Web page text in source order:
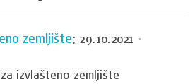
zemljište; 29.10.2021 ·
izvlašteno zemljište